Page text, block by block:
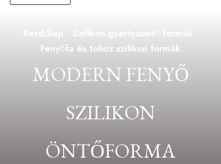
Kezdőlap
Szilikon gyertyaöntő formák
Fenyőfa és toboz szilikon formák
MODERN FENYŐ
SZILIKON
ÖNTŐFORMA